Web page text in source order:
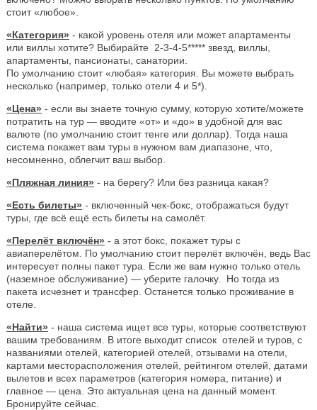
стоит «любое».
«Категория» - какой уровень отеля или может апартаменты
или виллы хотите? Выбирайте 2-3-4-5***** звезд, виллы,
апартаменты, пансионаты, санатории.
По умолчанию стоит «любая» категория. Вы можете выбрать
несколько (например, только отели 4 и 5*).
«Цена» - если вы знаете точную сумму, которую хотите/можете
потратить на тур — вводите «от» и «до» в удобной для вас
валюте (по умолчанию стоит тенге или доллар). Тогда наша
система покажет вам туры в нужном вам диапазоне, что,
несомненно, облегчит ваш выбор.
«Пляжная линия» - на берегу? Или без разница какая?
«Есть билеты» - включенный чек-бокс, отображаться будут
туры, где всё ещё есть билеты на самолёт.
«Перелёт включён» - а этот бокс, покажет туры с
авиаперелётом. По умолчанию стоит перелёт включён, ведь Вас
интересует полны пакет тура. Если же вам нужно только отель
(наземное обслуживание) — уберите галочку. Но тогда из
пакета исчезнет и трансфер. Останется только проживание в
отеле.
«Найти» - наша система ищет все туры, которые соответствуют
вашим требованиям. В итоге выходит список отелей и туров, с
названиями отелей, категорией отелей, отзывами на отели,
картами месторасположения отелей, рейтингом отелей, датами
вылетов и всех параметров (категория номера, питание) и
главное — цена. Это актуальная цена на данный момент.
Бронируйте сейчас.